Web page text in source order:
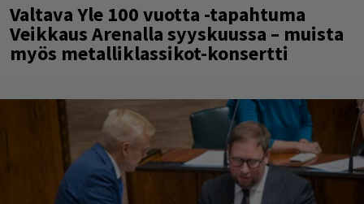
Valtava Yle 100 vuotta -tapahtuma
Veikkaus Arenalla syyskuussa – muista
myös metalliklassikot-konsertti